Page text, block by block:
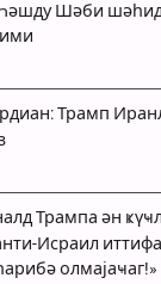
Һәшду Шәби
Трамп
Трампа ән
Исраил
олмајаҹаг!»